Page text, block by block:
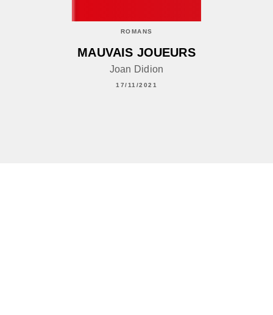
ROMANS
MAUVAIS JOUEURS
Joan Didion
17/11/2021